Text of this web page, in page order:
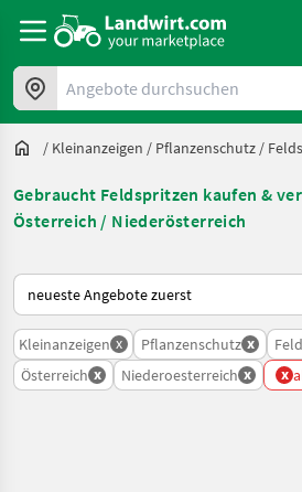
Angebote durchsuchen
/ Kleinanzeigen / Pflanzenschutz /
Gebraucht Feldspritzen kaufen &
Österreich / Niederösterreich
So wird auf Landwirt.com sortiert
Kleinanzeigen x Pflanzenschutz x
Österreich x Niederoesterreich x x